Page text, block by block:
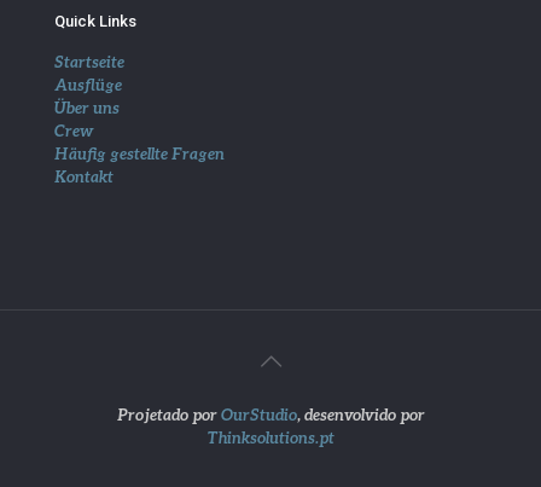
Quick Links
Startseite
Ausflüge
Über uns
Crew
Häufig gestellte Fragen
Kontakt
Projetado porOurStudio, desenvolvido por
Thinksolutions.pt